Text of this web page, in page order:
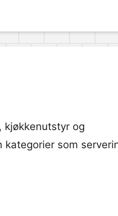
kjøkkenutstyr og
som